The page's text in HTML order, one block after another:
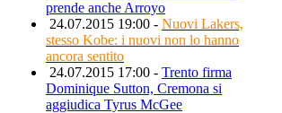
prende anche Arroyo
24.07.2015 19:00 - Nuovi Lakers,
stesso Kobe: i nuovi non lo hanno
ancora sentito
24.07.2015 17:00 - Trento firma
Dominique Sutton, Cremona si
aggiudica Tyrus McGee